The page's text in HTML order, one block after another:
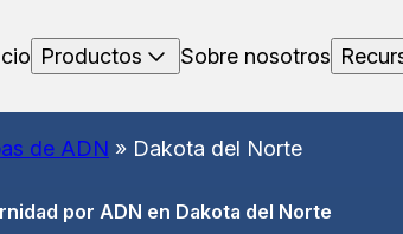
Productos Sobre nosotros
de ADN » Dakota del Norte
por ADN en Dakota del Norte